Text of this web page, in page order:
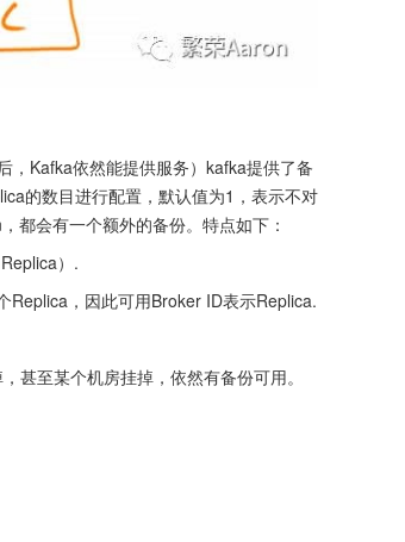
，Kafka依然能提供服务）kafka提供了备
的数目进行配置，默认值为1，表示不对
都会有一个额外的备份。特点如下：
）.
Replica，因此可用Broker ID表示Replica.
甚至某个机房挂掉，依然有备份可用。